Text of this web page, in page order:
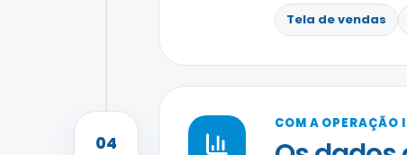
Tela de vendas
04
COM A OPERAÇÃO